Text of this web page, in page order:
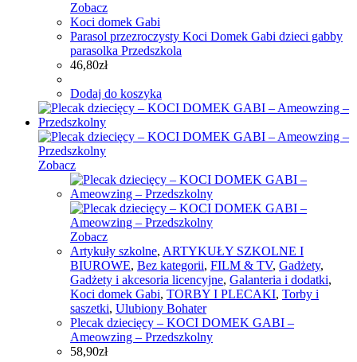
Zobacz
Koci domek Gabi
Parasol przezroczysty Koci Domek Gabi dzieci gabby
parasolka Przedszkola
46,80zł
Dodaj do koszyka
Zobacz
Zobacz
Artykuły szkolne, ARTYKUŁY SZKOLNE I
BIUROWE, Bez kategorii, FILM & TV, Gadżety,
Gadżety i akcesoria licencyjne, Galanteria i dodatki,
Koci domek Gabi, TORBY I PLECAKI, Torby i
saszetki, Ulubiony Bohater
Plecak dziecięcy – KOCI DOMEK GABI –
Ameowzing – Przedszkolny
58,90zł